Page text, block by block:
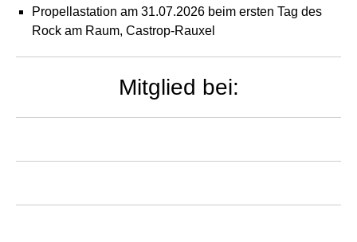
Propellastation am 31.07.2026 beim ersten Tag des
Rock am Raum, Castrop-Rauxel
Mitglied bei: